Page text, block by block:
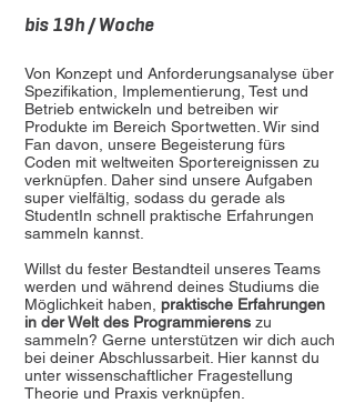
bis 19h / Woche
Von Konzept und Anforderungsanalyse über
Spezifikation, Implementierung, Test und
Betrieb entwickeln und betreiben wir
Produkte im Bereich Sportwetten. Wir sind
Fan davon, unsere Begeisterung fürs
Coden mit weltweiten Sportereignissen zu
verknüpfen. Daher sind unsere Aufgaben
super vielfältig, sodass du gerade als
StudentIn schnell praktische Erfahrungen
sammeln kannst.
Willst du fester Bestandteil unseres Teams
werden und während deines Studiums die
Möglichkeit haben, praktische Erfahrungen
in der Welt des Programmierens zu
sammeln? Gerne unterstützen wir dich auch
bei deiner Abschlussarbeit. Hier kannst du
unter wissenschaftlicher Fragestellung
Theorie und Praxis verknüpfen.